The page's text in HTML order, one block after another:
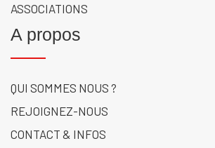
ASSOCIATIONS
A propos
QUI SOMMES NOUS ?
REJOIGNEZ-NOUS
CONTACT & INFOS